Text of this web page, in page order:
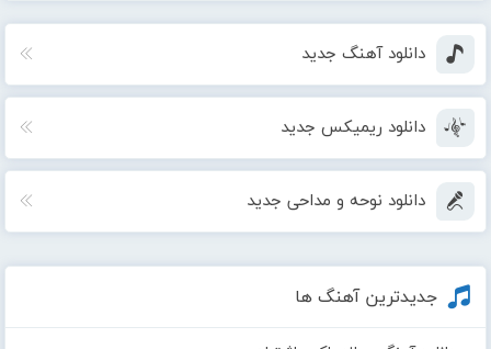
دانلود آهنگ جدید
دانلود ریمیکس جدید
دانلود نوحه و مداحی جدید
جدیدترین آهنگ ها